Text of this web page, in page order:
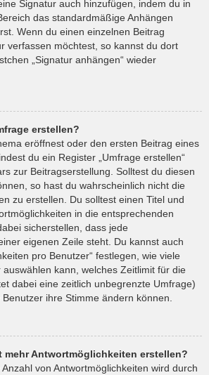
Signatur auch hinzufügen, indem du in
das standardmäßige Anhängen
Wenn du einen einzelnen Beitrag
verfassen möchtest, so kannst du dort
„Signatur anhängen“ wieder
erstellen?
eröffnest oder den ersten Beitrag eines
du ein Register „Umfrage erstellen“
zur Beitragserstellung. Solltest du diesen
so hast du wahrscheinlich nicht die
zu erstellen. Du solltest einen Titel und
in die entsprechenden
sicherstellen, dass jede
eigenen Zeile steht. Du kannst auch
pro Benutzer“ festlegen, wie viele
kann, welches Zeitlimit für die
dabei eine zeitlich unbegrenzte Umfrage)
ihre Stimme ändern können.
mehr Antwortmöglichkeiten erstellen?
von Antwortmöglichkeiten wird durch